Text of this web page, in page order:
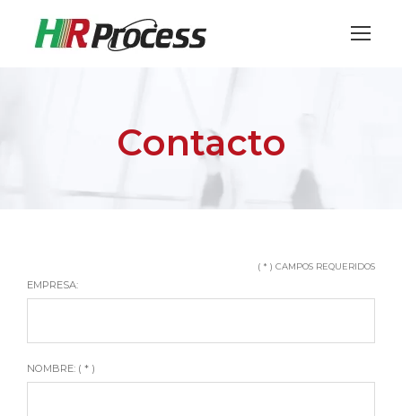
Contacto
( * ) CAMPOS REQUERIDOS
EMPRESA:
NOMBRE: ( * )